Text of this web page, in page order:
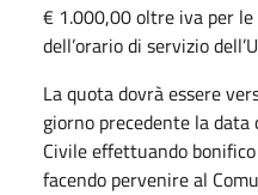
€ 1.000,00 oltre iva per
dell’orario di servizio
La quota dovrà essere
giorno precedente la data
Civile effettuando
facendo pervenire al